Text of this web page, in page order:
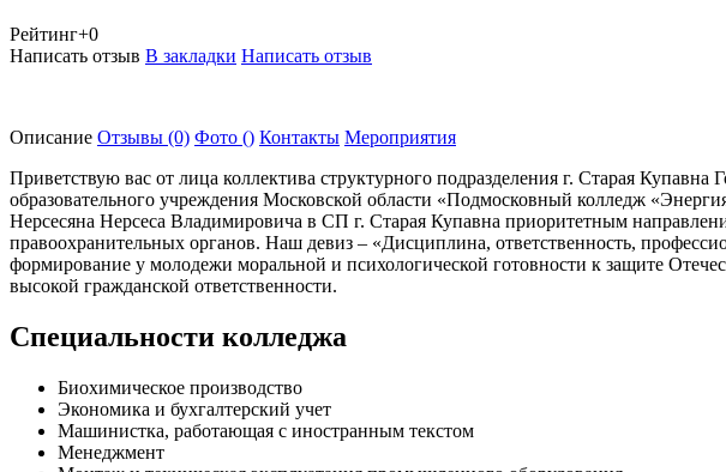
Рейтинг+0
Написать отзыв В закладки Написать отзыв
Описание Отзывы (0) Фото () Контакты Мероприятия
Приветствую вас от лица коллектива структурного подразделения г. Старая Купавна
образовательного учреждения Московской области «Подмосковный колледж
Нерсесяна Нерсеса Владимировича в СП г. Старая Купавна приоритетным
правоохранительных органов. Наш девиз – «Дисциплина, ответственность,
формирование у молодежи моральной и психологической готовности к защите
высокой гражданской ответственности.
Специальности колледжа
Биохимическое производство
Экономика и бухгалтерский учет
Машинистка, работающая с иностранным текстом
Менеджмент